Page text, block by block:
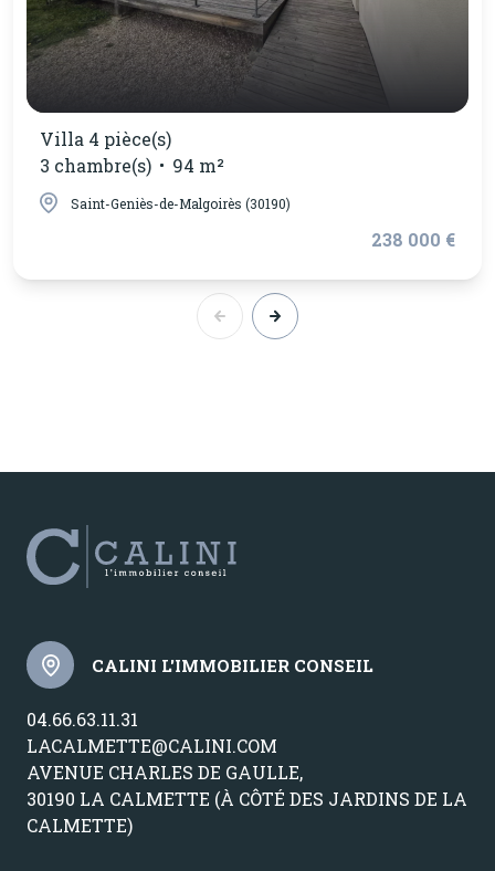
Villa 4 pièce(s)
3 chambre(s)
94 m²
Saint-Geniès-de-Malgoirès (30190)
238 000 €
CALINI L'IMMOBILIER CONSEIL
04.66.63.11.31
LACALMETTE@CALINI.COM
AVENUE CHARLES DE GAULLE,
30190 LA CALMETTE (À CÔTÉ DES JARDINS DE LA
CALMETTE)